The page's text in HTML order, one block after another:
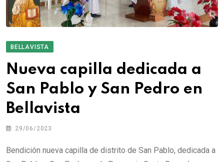
BELLAVISTA
Nueva capilla dedicada a
San Pablo y San Pedro en
Bellavista
29/06/2023
Bendición nueva capilla de distrito de San Pablo, dedicada a